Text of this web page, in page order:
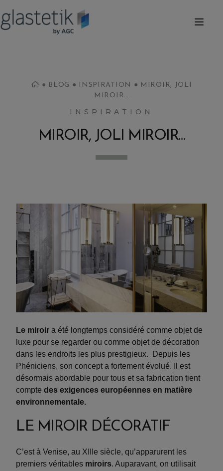
● BLOG ● INSPIRATION ● MIROIR, JOLI
MIROIR…
INSPIRATION
MIROIR, JOLI MIROIR…
Le miroir a été longtemps considéré comme objet de
luxe pour se regarder ou comme objet de décoration
dans les endroits les plus prestigieux. Depuis les
Phéniciens, son concept a fortement évolué. Il est
désormais abordable pour tous et sa fabrication tient
compte des exigences européennes en matière
environnementale.
LE MIROIR DÉCORATIF
C’est à Venise, au XIIIe siècle, qu’apparurent les
premiers véritables miroirs. Auparavant, on utilisait